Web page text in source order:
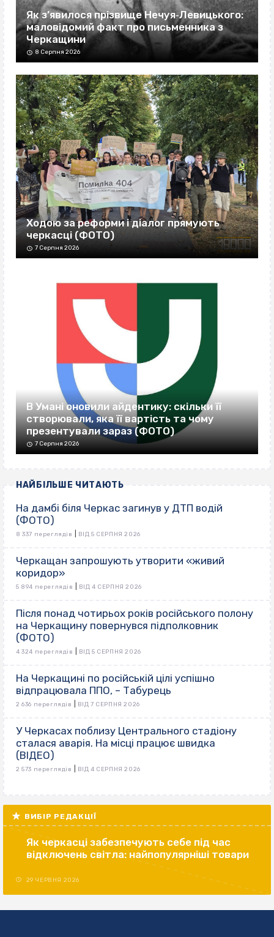
Як з’явилося прізвище Нечуя‐Левицького:
маловідомий факт про письменника з
Черкащини
8 Серпня 2026
Ходою за реформи і діалог прямують
черкасці (ФОТО)
7 Серпня 2026
В Умані оновили айдентику: скільки її
створювали, яка її вартість та чому
презентували зараз (ФОТО)
7 Серпня 2026
НАЙБІЛЬШЕ ЧИТАЮТЬ
На дамбі біля Черкас загинув у ДТП водій
(ФОТО)
8 337 переглядів ВІД 5 СЕРПНЯ 2026
Черкащан запрошують утворити «живий
коридор»
5 894 переглядів ВІД 4 СЕРПНЯ 2026
Після понад чотирьох років російського полону
на Черкащину повернувся підполковник
(ФОТО)
4 324 переглядів ВІД 5 СЕРПНЯ 2026
На Черкащині по російській цілі успішно
відпрацювала ППО, – Табурець
2 636 переглядів ВІД 7 СЕРПНЯ 2026
У Черкасах поблизу Центрального стадіону
сталася аварія. На місці працює швидка
(ВІДЕО)
2 573 переглядів ВІД 4 СЕРПНЯ 2026
ВИБІР РЕДАКЦІЇ
Як черкасці забезпечують себе під час
відключень світла: найпопулярніші товари
29 ЧЕРВНЯ 2026